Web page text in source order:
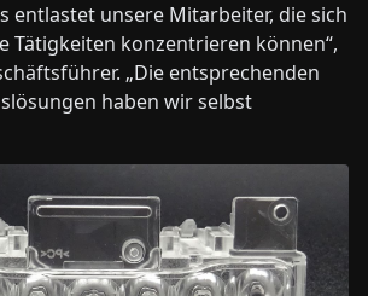
entlastet unsere Mitarbeiter, die sich
Tätigkeiten konzentrieren können“,
„Die entsprechenden
haben wir selbst